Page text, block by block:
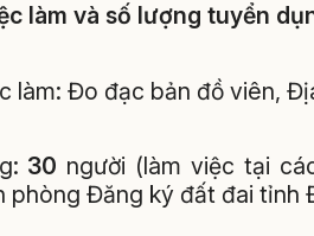
làm và số lượng tuyển
làm: Đo đạc bản đồ viên,
30 người (làm việc tại
phòng Đăng ký đất đai tỉnh